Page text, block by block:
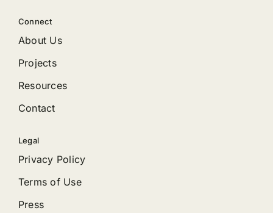
Connect
About Us
Projects
Resources
Contact
Legal
Privacy Policy
Terms of Use
Press